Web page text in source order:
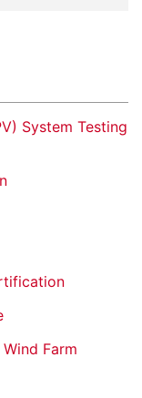
System Testing
Farm